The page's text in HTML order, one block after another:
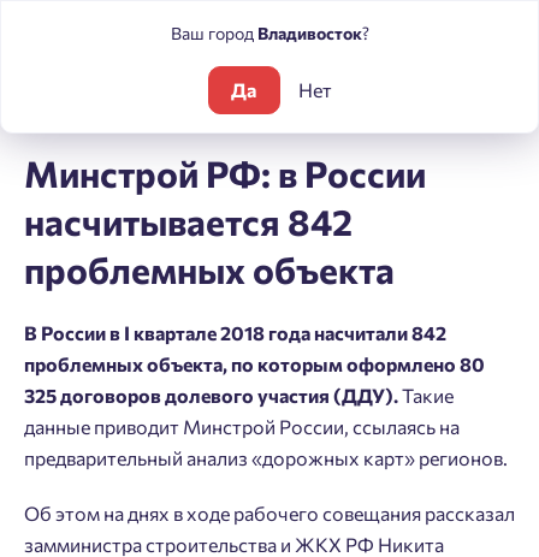
Минстрой РФ: в России насчитывается 842
Минстрой РФ: в России
насчитывается 842
проблемных объекта
В России в I квартале 2018 года насчитали 842
проблемных объекта, по которым оформлено 80
325 договоров долевого участия (ДДУ).Такие
данные приводит Минстрой России, ссылаясь на
предварительный анализ «дорожных карт» регионов.
Об этом на днях в ходе рабочего совещания рассказал
замминистра строительства и ЖКХ РФ Никита
Ваш город Владивосток?
Да Нет